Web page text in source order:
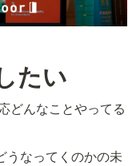
たい
どんなことやってる
うなってくのかの未